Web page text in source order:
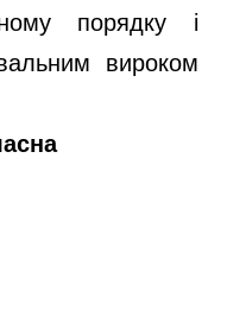
порядку і
вироком